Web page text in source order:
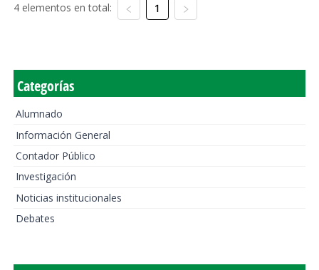
4 elementos en total: 1
Categorías
Alumnado
Información General
Contador Público
Investigación
Noticias institucionales
Debates